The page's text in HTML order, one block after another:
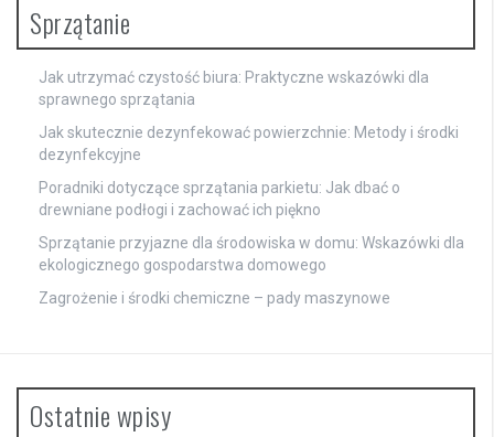
Sprzątanie
Jak utrzymać czystość biura: Praktyczne wskazówki dla
sprawnego sprzątania
Jak skutecznie dezynfekować powierzchnie: Metody i środki
dezynfekcyjne
Poradniki dotyczące sprzątania parkietu: Jak dbać o
drewniane podłogi i zachować ich piękno
Sprzątanie przyjazne dla środowiska w domu: Wskazówki dla
ekologicznego gospodarstwa domowego
Zagrożenie i środki chemiczne – pady maszynowe
Ostatnie wpisy